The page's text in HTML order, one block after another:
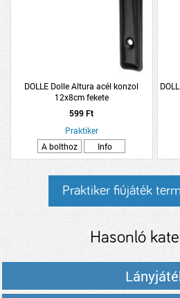
DOLLE Dolle Altura acél konzol
12x8cm fekete
599 Ft
Praktiker
A bolthoz
Info
Praktiker fiújáték
Hasonló